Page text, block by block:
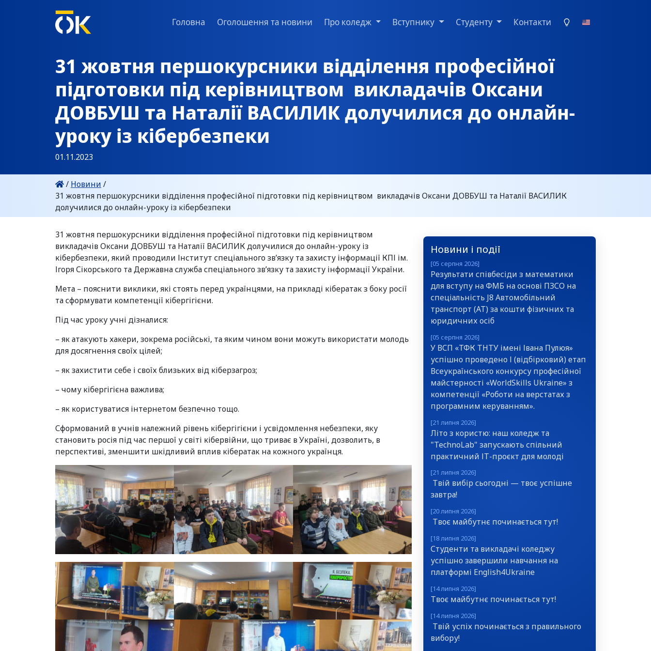
Головна Оголошення та новини Про коледж Вступнику Студенту Контакти
31 жовтня першокурсники відділення професійної
підготовки під керівництвом викладачів Оксани
ДОВБУШ та Наталії ВАСИЛИК долучилися до онлайн-
уроку із кібербезпеки
01.11.2023
/ Новини /
31 жовтня першокурсники відділення професійної підготовки під керівництвом викладачів Оксани ДОВБУШ та Наталії ВАСИЛИК
долучилися до онлайн-уроку із кібербезпеки
31 жовтня першокурсники відділення професійної підготовки під керівництвом
викладачів Оксани ДОВБУШ та Наталії ВАСИЛИК долучилися до онлайн-уроку із
кібербезпеки, який проводили Інститут спеціального зв’язку та захисту інформації КПІ ім.
Ігоря Сікорського та Державна служба спеціального зв’язку та захисту інформації України.
Мета – пояснити виклики, які стоять перед українцями, на прикладі кібератак з боку росії
та сформувати компетенції кібергігієни.
Під час уроку учні дізналися:
– як атакують хакери, зокрема російські, та яким чином вони можуть використати молодь
для досягнення своїх цілей;
– як захистити себе і своїх близьких від кіберзагроз;
– чому кібергігієна важлива;
– як користуватися інтернетом безпечно тощо.
Сформований в учнів належний рівень кібергігієни і усвідомлення небезпеки, яку
становить росія під час першої у світі кібервійни, що триває в Україні, дозволить, в
перспективі, зменшити шкідливий вплив кібератак на кожного українця.
Новини і події
[05 серпня 2026]
Результати співбесіди з математики
для вступу на ФМБ на основі ПЗСО на
спеціальність J8 Автомобільний
транспорт (АТ) за кошти фізичних та
юридичних осіб
[05 серпня 2026]
У ВСП «ТФК ТНТУ імені Івана Пулюя»
успішно проведено І (відбірковий) етап
Всеукраїнського конкурсу професійної
майстерності «WorldSkills Ukraine» з
компетенції «Роботи на верстатах з
програмним керуванням».
[21 липня 2026]
Літо з користю: наш коледж та
"TechnoLab" запускають спільний
практичний ІТ-проєкт для молоді
[21 липня 2026]
Твій вибір сьогодні — твоє успішне
завтра!
[20 липня 2026]
Твоє майбутнє починається тут!
[18 липня 2026]
Студенти та викладачі коледжу
успішно завершили навчання на
платформі English4Ukraine
[14 липня 2026]
Твоє майбутнє починається тут!
[14 липня 2026]
Твій успіх починається з правильного
вибору!